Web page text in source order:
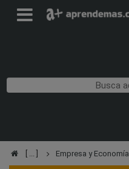
Empresa y Economía